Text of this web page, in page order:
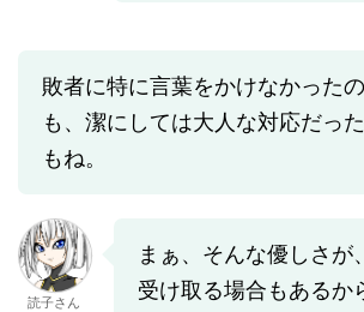
敗者に特に言葉をかけなかったの
も、潔にしては大人な対応だっ
もね。
読子さん
まぁ、そんな優しさが
受け取る場合もあるか